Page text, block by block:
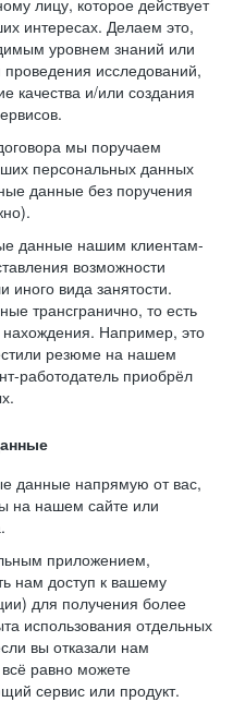
лицу, которое действует
интересах. Делаем это,
уровнем знаний или
исследований,
качества и/или создания
мы поручаем
персональных данных
данные без поручения
данные нашим клиентам-
возможности
иного вида занятости.
трансгранично, то есть
Например, это
резюме на нашем
работодатель приобрёл
данные напрямую от вас,
на нашем сайте или
приложением,
нам доступ к вашему
для получения более
использования отдельных
вы отказали нам
равно можете
сервис или продукт.